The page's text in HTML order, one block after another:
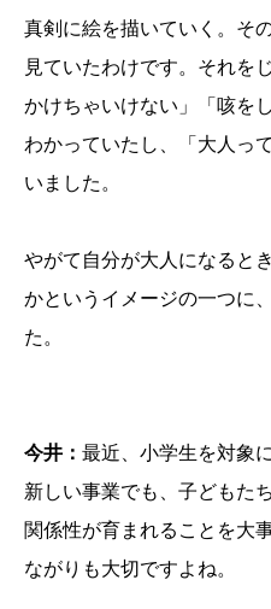
真剣に絵を描いていく。そ
見ていたわけです。それを
かけちゃいけない」「咳を
わかっていたし、「大人っ
いました。
やがて自分が大人になると
かというイメージの一つに
た。
今井： 最近、小学生を対象
新しい事業でも、子どもた
関係性が育まれることを大
ながりも大切ですよね。